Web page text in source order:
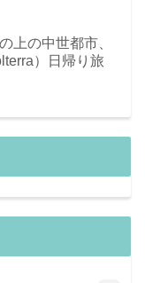
上の中世都市、
）日帰り旅